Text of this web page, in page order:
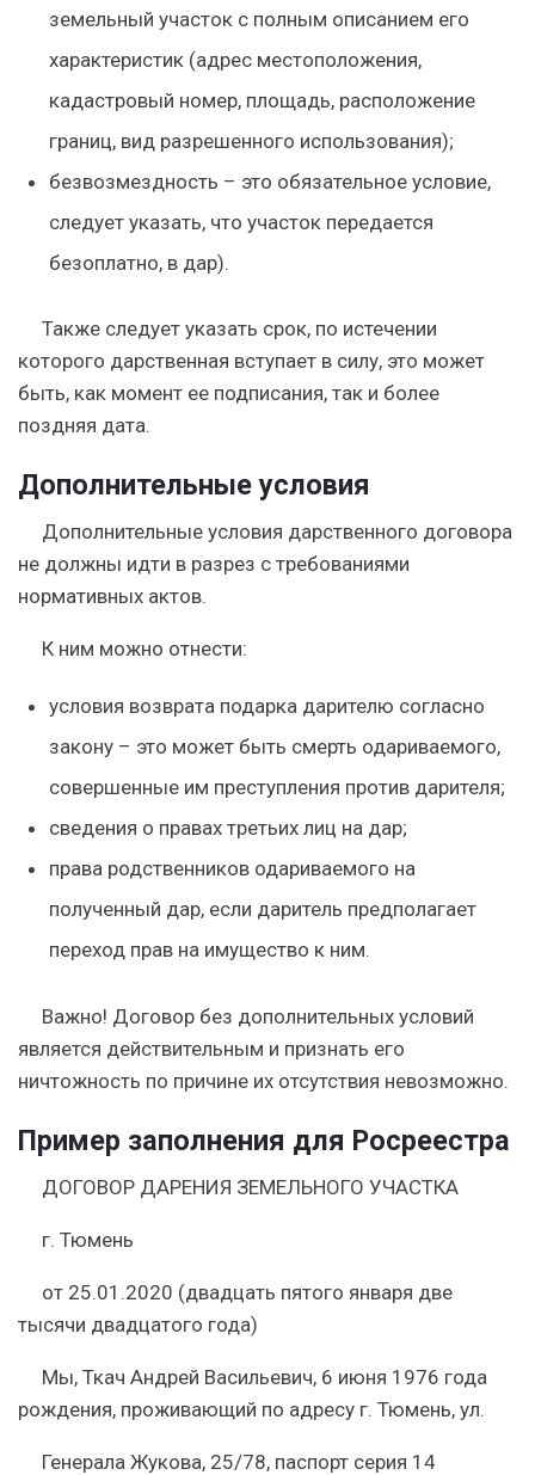
земельный участок с полным описанием его
характеристик (адрес местоположения,
кадастровый номер, площадь, расположение
границ, вид разрешенного использования);
безвозмездность – это обязательное условие,
следует указать, что участок передается
безоплатно, в дар).
Также следует указать срок, по истечении
которого дарственная вступает в силу, это может
быть, как момент ее подписания, так и более
поздняя дата.
Дополнительные условия
Дополнительные условия дарственного договора
не должны идти в разрез с требованиями
нормативных актов.
К ним можно отнести:
условия возврата подарка дарителю согласно
закону – это может быть смерть одариваемого,
совершенные им преступления против дарителя;
сведения о правах третьих лиц на дар;
права родственников одариваемого на
полученный дар, если даритель предполагает
переход прав на имущество к ним.
Важно! Договор без дополнительных условий
является действительным и признать его
ничтожность по причине их отсутствия невозможно.
Пример заполнения для Росреестра
ДОГОВОР ДАРЕНИЯ ЗЕМЕЛЬНОГО УЧАСТКА
г. Тюмень
от 25.01.2020 (двадцать пятого января две
тысячи двадцатого года)
Мы, Ткач Андрей Васильевич, 6 июня 1976 года
рождения, проживающий по адресу г. Тюмень, ул.
Генерала Жукова, 25/78, паспорт серия 14